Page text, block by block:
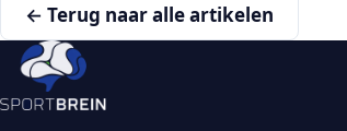
← Terug naar alle artikelen